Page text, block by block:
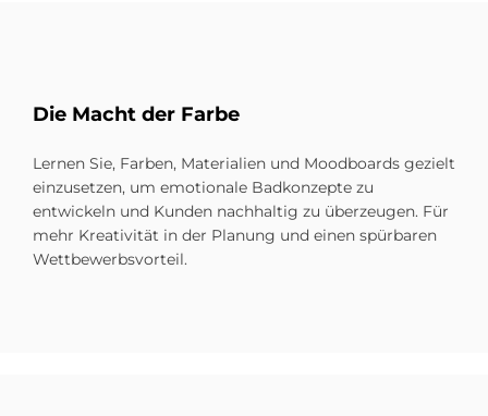
Die Macht der Far­be
Lernen Sie, Farben, Materialien und Moodboards gezielt
einzusetzen, um emotionale Badkonzepte zu
entwickeln und Kunden nachhaltig zu überzeugen. Für
mehr Kreativität in der Planung und einen spürbaren
Wettbewerbsvorteil.